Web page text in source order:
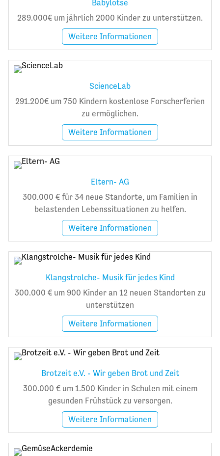
Babylotse
289.000€ um jährlich 2000 Kinder zu unterstützen.
Weitere Informationen
ScienceLab
291.200€ um 750 Kindern kostenlose Forscherferien
zu ermöglichen.
Weitere Informationen
Eltern- AG
300.000 € für 34 neue Standorte, um Familien in
belastenden Lebenssituationen zu helfen.
Weitere Informationen
Klangstrolche- Musik für jedes Kind
300.000 € um 900 Kinder an 12 neuen Standorten zu
unterstützen
Weitere Informationen
Brotzeit e.V. - Wir geben Brot und Zeit
300.000 € um 1.500 Kinder in Schulen mit einem
gesunden Frühstück zu versorgen.
Weitere Informationen